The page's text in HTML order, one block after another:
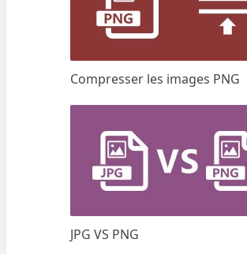
Compresser les images PNG
JPG VS PNG